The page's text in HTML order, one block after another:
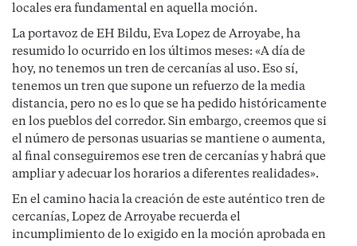
locales era fundamental en aquella moción.
La portavoz de EH Bildu, Eva Lopez de Arroyabe, ha
resumido lo ocurrido en los últimos meses: «A día de
hoy, no tenemos un tren de cercanías al uso. Eso sí,
tenemos un tren que supone un refuerzo de la media
distancia, pero no es lo que se ha pedido históricamente
en los pueblos del corredor. Sin embargo, creemos que si
el número de personas usuarias se mantiene o aumenta,
al final conseguiremos ese tren de cercanías y habrá que
ampliar y adecuar los horarios a diferentes realidades».
En el camino hacia la creación de este auténtico tren de
cercanías, Lopez de Arroyabe recuerda el
incumplimiento de lo exigido en la moción aprobada en